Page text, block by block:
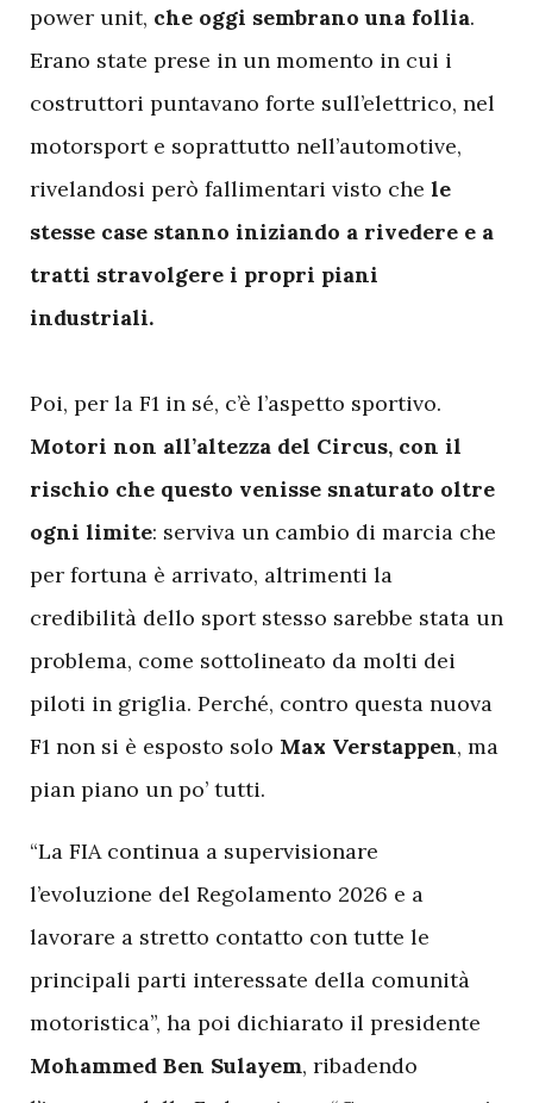
power unit, che oggi sembrano una follia.
Erano state prese in un momento in cui i
costruttori puntavano forte sull’elettrico, nel
motorsport e soprattutto nell’automotive,
rivelandosi però fallimentari visto che le
stesse case stanno iniziando a rivedere e a
tratti stravolgere i propri piani
industriali.
Poi, per la F1 in sé, c’è l’aspetto sportivo.
Motori non all’altezza del Circus, con il
rischio che questo venisse snaturato oltre
ogni limite: serviva un cambio di marcia che
per fortuna è arrivato, altrimenti la
credibilità dello sport stesso sarebbe stata un
problema, come sottolineato da molti dei
piloti in griglia. Perché, contro questa nuova
F1 non si è esposto solo Max Verstappen, ma
pian piano un po’ tutti.
“La FIA continua a supervisionare
l’evoluzione del Regolamento 2026 e a
lavorare a stretto contatto con tutte le
principali parti interessate della comunità
motoristica”, ha poi dichiarato il presidente
Mohammed Ben Sulayem, ribadendo